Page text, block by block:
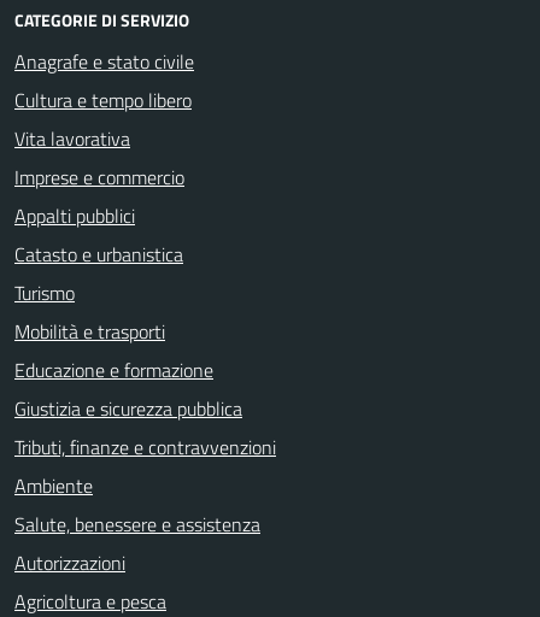
CATEGORIE DI SERVIZIO
Anagrafe e stato civile
Cultura e tempo libero
Vita lavorativa
Imprese e commercio
Appalti pubblici
Catasto e urbanistica
Turismo
Mobilità e trasporti
Educazione e formazione
Giustizia e sicurezza pubblica
Tributi, finanze e contravvenzioni
Ambiente
Salute, benessere e assistenza
Autorizzazioni
Agricoltura e pesca